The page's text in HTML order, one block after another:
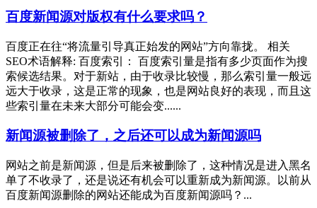
百度新闻源对版权有什么要求吗？
百度正在往“将流量引导真正始发的网站”方向靠拢。 相关
SEO术语解释: 百度索引： 百度索引量是指有多少页面作为搜
索候选结果。对于新站，由于收录比较慢，那么索引量一般远
远大于收录，这是正常的现象，也是网站良好的表现，而且这
些索引量在未来大部分可能会变......
新闻源被删除了，之后还可以成为新闻源吗
网站之前是新闻源，但是后来被删除了，这种情况是进入黑名
单了不收录了，还是说还有机会可以重新成为新闻源。以前从
百度新闻源删除的网站还能成为百度新闻源吗？...